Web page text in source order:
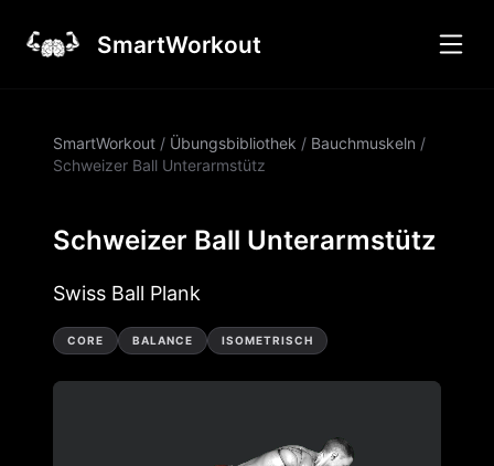
SmartWorkout
SmartWorkout / Übungsbibliothek / Bauchmuskeln /
Schweizer Ball Unterarmstütz
Schweizer Ball Unterarmstütz
Swiss Ball Plank
CORE BALANCE ISOMETRISCH